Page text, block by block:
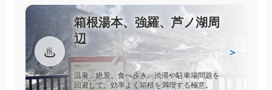
♨️
箱根湯本、強羅、芦ノ湖周
辺
温泉、絶景、食べ歩き。渋滞や駐車場問題を
回避して、効率よく箱根を満喫する極意。
＞